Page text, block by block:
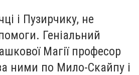
і Пузирчику, не
Геніальний
Магії професор
ними по Мило-Скайпу і